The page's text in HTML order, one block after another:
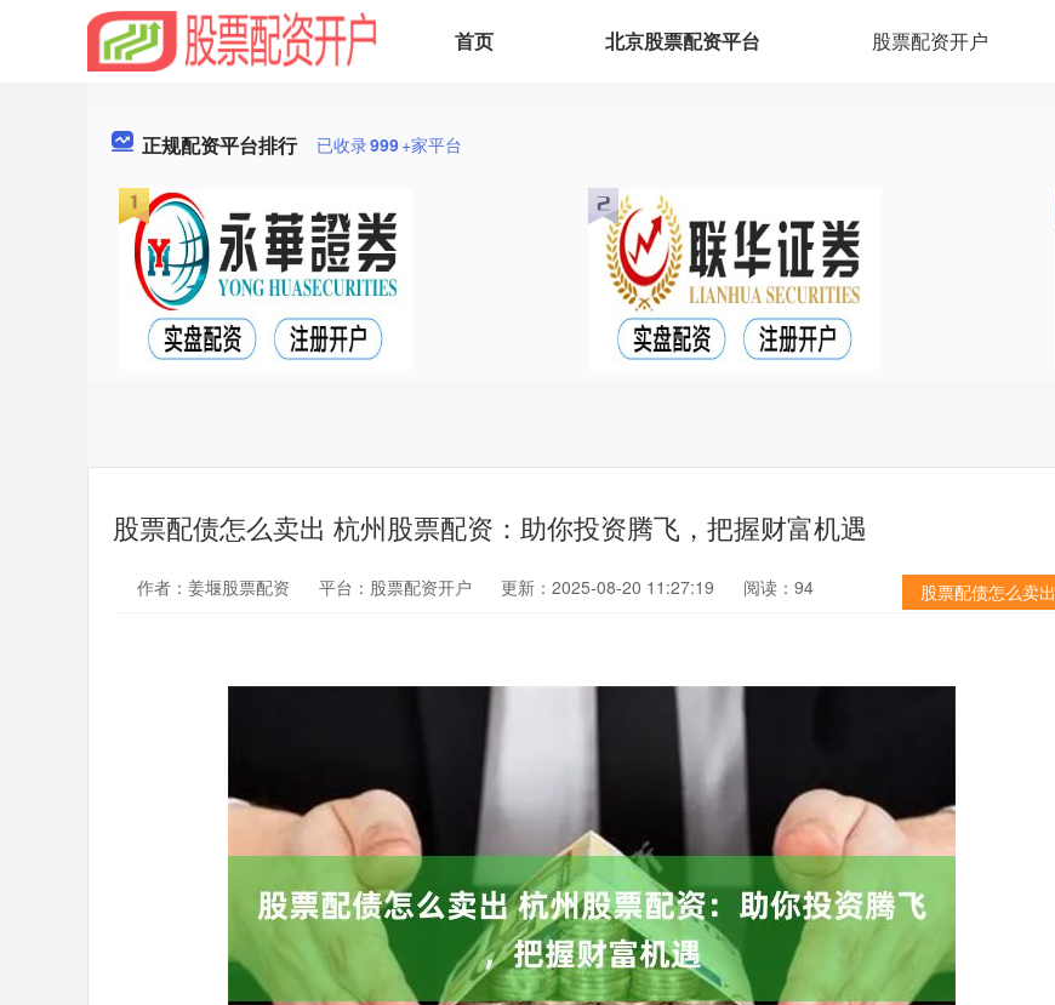
首页 北京股票配资平台 股票配资开户
正规配资平台排行 已收录999+家平台
股票配债怎么卖出 杭州股票配资：助你投资腾飞，把握财富机遇
股票配债怎么卖出
作者：姜堰股票配资 平台：股票配资开户 更新：2025-08-20 11:27:19 阅读：94